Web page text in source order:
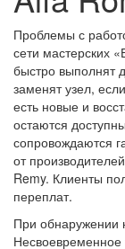
Проблемы с
сети мастерских
быстро выполнят
заменят узел,
есть новые и
остаются
сопровождаются
от
Remy. Клиенты
переплат.
При обнаружении
Несвоевременное